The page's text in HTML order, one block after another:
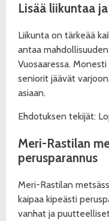
Lisää liikuntaa
Liikunta on tärkeää
antaa
Vuosaaressa.
seniorit jäävät
asiaan.
Ehdotuksen tekijät:
Meri-Rastilan
perusparannus
Meri-Rastilan
kaipaa kipeästi
vanhat ja